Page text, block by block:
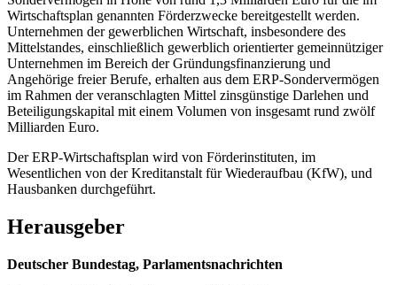
Wirtschaftsplan genannten Förderzwecke bereitgestellt werden.
Unternehmen der gewerblichen Wirtschaft, insbesondere des
Mittelstandes, einschließlich gewerblich orientierter gemeinnütziger
Unternehmen im Bereich der Gründungsfinanzierung und
Angehörige freier Berufe, erhalten aus dem ERP-Sondervermögen
im Rahmen der veranschlagten Mittel zinsgünstige Darlehen und
Beteiligungskapital mit einem Volumen von insgesamt rund zwölf
Milliarden Euro.
Der ERP-Wirtschaftsplan wird von Förderinstituten, im
Wesentlichen von der Kreditanstalt für Wiederaufbau (KfW), und
Hausbanken durchgeführt.
Herausgeber
Deutscher Bundestag, Parlamentsnachrichten